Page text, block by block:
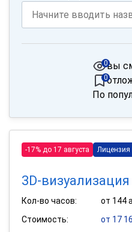
вы
0
0
По
-17% до 17 августа Лицензия
3D-
Кол-во часов:
от 144
Стоимость:
от 17